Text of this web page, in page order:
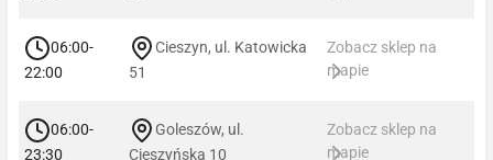
06:00-
22:00
Cieszyn, ul. Katowicka
51
Zobacz sklep na
mapie
06:00-
23:30
Goleszów, ul.
Cieszyńska 10
Zobacz sklep na
mapie